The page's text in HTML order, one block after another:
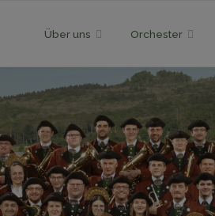
content
Über uns Orchester